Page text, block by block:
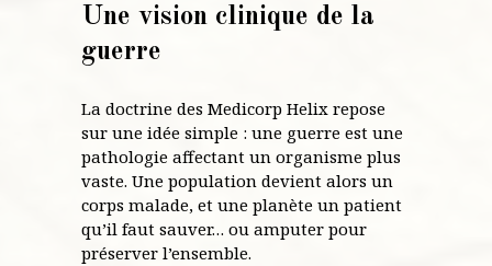
Une vision clinique de la
guerre
La doctrine des Medicorp Helix repose
sur une idée simple : une guerre est une
pathologie affectant un organisme plus
vaste. Une population devient alors un
corps malade, et une planète un patient
qu’il faut sauver… ou amputer pour
préserver l’ensemble.